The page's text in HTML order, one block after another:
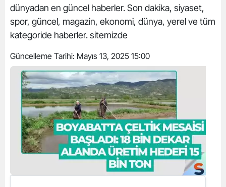
dünyadan en güncel haberler. Son dakika, siyaset,
spor, güncel, magazin, ekonomi, dünya, yerel ve tüm
kategoride haberler. sitemizde
Güncelleme Tarihi: Mayıs 13, 2025 15:00